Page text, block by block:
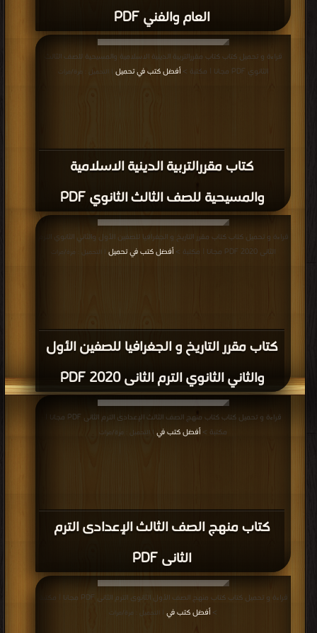
العام والفني PDF
كتاب مقررالتربية الدينية الاسلامية
والمسيحية للصف الثالث الثانوي PDF
قراءة و تحميل كتاب كتاب مقررالتربية الدينية الاسلامية والمسيحية للصف الثالث
الثانوي PDF مجانا | مكتبة >
أفضل كتب في تحميل | التحميل : مرة/مرات
كتاب مقرر التاريخ و الجغرافيا للصفين الأول
والثاني الثانوي الترم الثانى 2020 PDF
قراءة و تحميل كتاب كتاب مقرر التاريخ و الجغرافيا للصفين الأول والثاني الثانوي الترم
الثانى 2020 PDF مجانا | مكتبة >
أفضل كتب في تحميل | التحميل : مرة/مرات
كتاب منهج الصف الثالث الإعدادى الترم
الثانى PDF
قراءة و تحميل كتاب كتاب منهج الصف الثالث الإعدادى الترم الثانى PDF مجانا |
مكتبة >أفضل كتب في | التحميل : مرة/مرات
قراءة و تحميل كتاب كتاب منهج الصف الأول الثانوى الترم الثانى PDF مجانا | مكتبة
>أفضل كتب في | التحميل : مرة/مرات